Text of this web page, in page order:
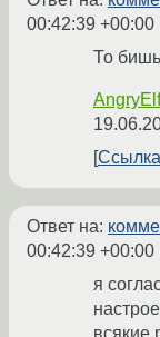
00:42:39 +00:00
То
AngryElf
Ссылка
Ответ на:
00:42:39 +00:00
я